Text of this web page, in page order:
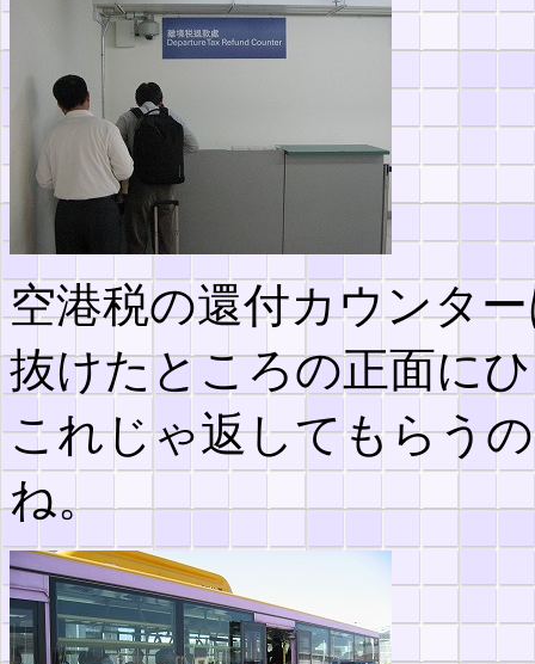
空港税の還付カウンタ
抜けたところの正面に
これじゃ返してもらう
ね。